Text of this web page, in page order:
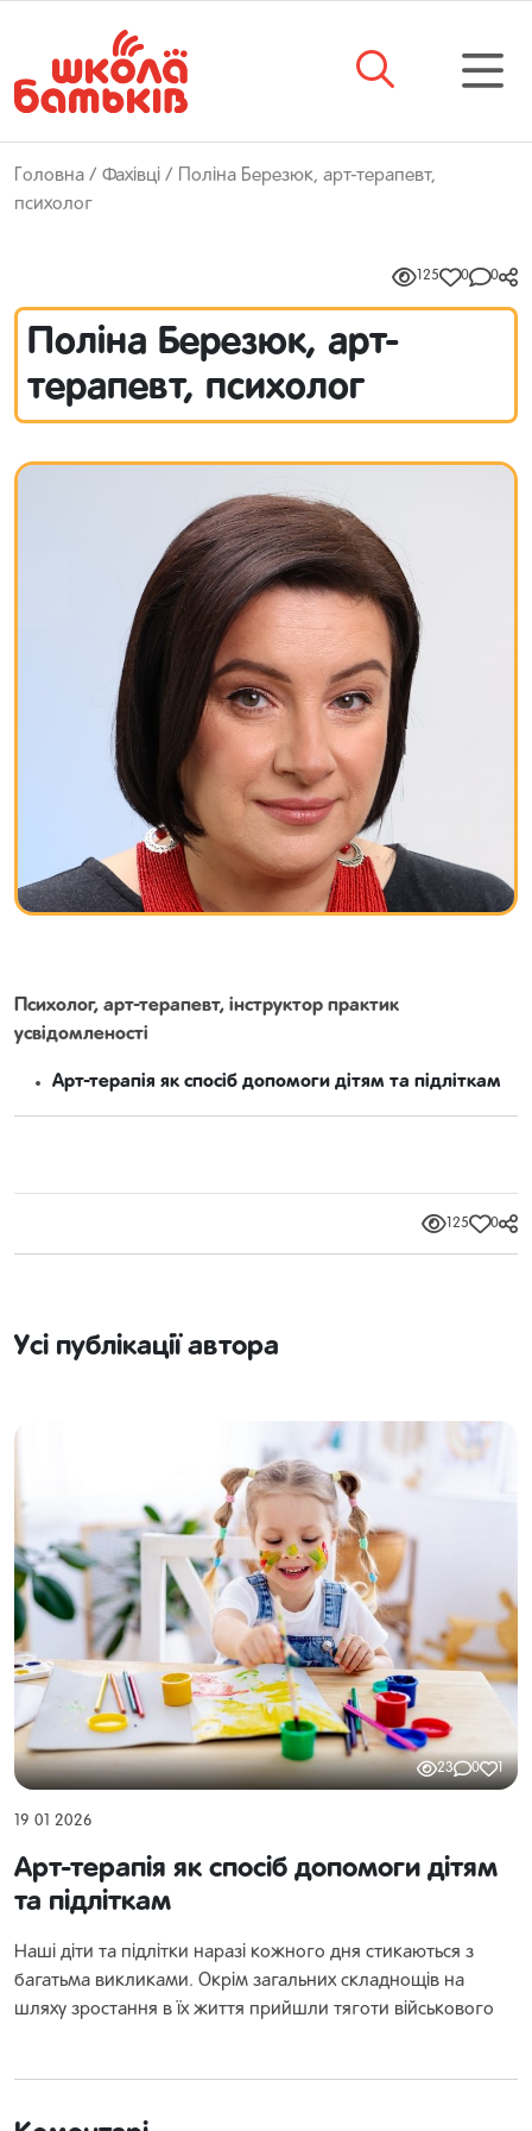
Головна / Фахівці / Поліна Березюк, арт-терапевт,
психолог
125 0 0
Поліна Березюк, арт-
терапевт, психолог
Психолог, арт-терапевт, інструктор практик
усвідомленості
Арт-терапія як спосіб допомоги дітям та підліткам
125 0
Усі публікації автора
23 0 1
19 01 2026
Арт-терапія як спосіб допомоги дітям
та підліткам
Наші діти та підлітки наразі кожного дня стикаються з
багатьма викликами. Окрім загальних складнощів на
шляху зростання в їх життя прийшли тяготи військового
також використовувати інструменти саморегуляції.